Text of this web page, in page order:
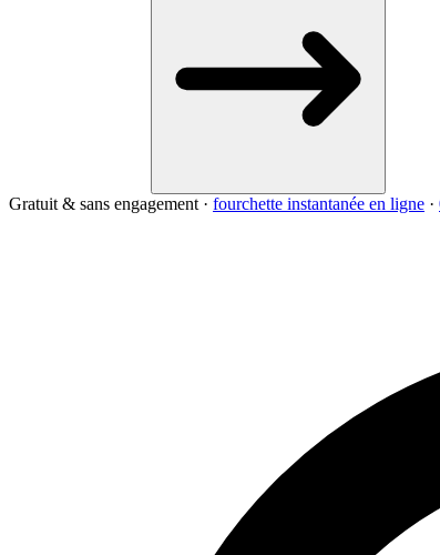
Gratuit & sans engagement · fourchette instantanée en ligne ·